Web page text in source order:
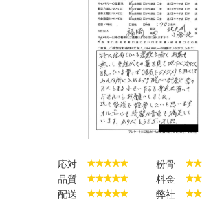
応対
粉骨
品質
料金
配送
弊社